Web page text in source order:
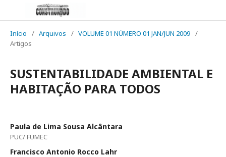
Início / Arquivos / VOLUME 01 NÚMERO 01 JAN/JUN 2009 /
Artigos
SUSTENTABILIDADE AMBIENTAL E
HABITAÇÃO PARA TODOS
Paula de Lima Sousa Alcântara
PUC/ FUMEC
Francisco Antonio Rocco Lahr